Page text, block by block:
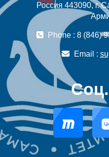
Россия 443090, г.
Phone : 8 (846)
Email :